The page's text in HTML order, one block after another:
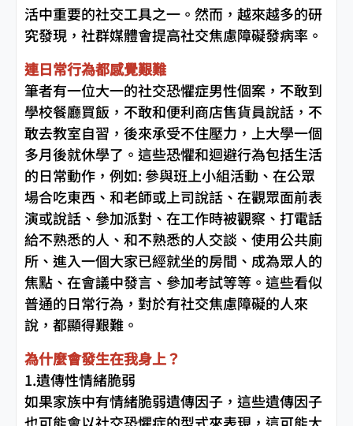
活中重要的社交工具之一。然而，越來越多的研
究發現，社群媒體會提高社交焦慮障礙發病率。
連日常行為都感覺艱難
筆者有一位大一的社交恐懼症男性個案，不敢到
學校餐廳買飯，不敢和便利商店售貨員說話，不
敢去教室自習，後來承受不住壓力，上大學一個
多月後就休學了。這些恐懼和迴避行為包括生活
的日常動作，例如: 參與班上小組活動、在公眾
場合吃東西、和老師或上司說話、在觀眾面前表
演或說話、參加派對、在工作時被觀察、打電話
給不熟悉的人、和不熟悉的人交談、使用公共廁
所、進入一個大家已經就坐的房間、成為眾人的
焦點、在會議中發言、參加考試等等。這些看似
普通的日常行為，對於有社交焦慮障礙的人來
說，都顯得艱難。
為什麼會發生在我身上？
1.遺傳性情緒脆弱
如果家族中有情緒脆弱遺傳因子，這些遺傳因子